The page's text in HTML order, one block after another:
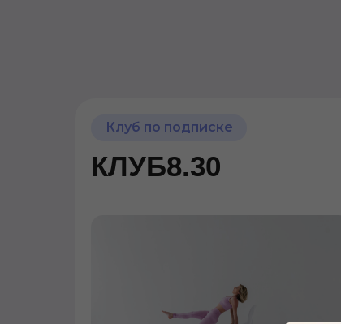
Клуб по подписке
КЛУБ8.30